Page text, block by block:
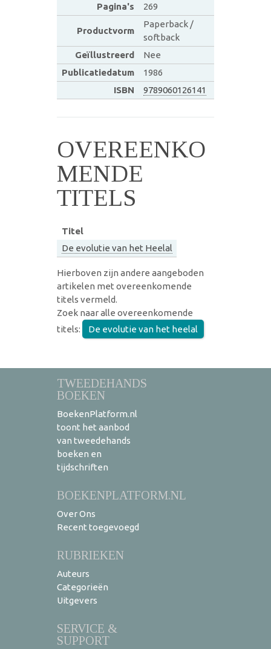
Pagina's
269
Productvorm
Paperback /
softback
Geïllustreerd
Nee
Publicatiedatum
1986
ISBN
9789060126141
OVEREENKO
MENDE
TITELS
Titel
De evolutie van het Heelal
Hierboven zijn andere aangeboden
artikelen met overeenkomende
titels vermeld.
Zoek naar alle overeenkomende
titels:
De evolutie van het heelal
TWEEDEHANDS
BOEKEN
BoekenPlatform.nl
toont het aanbod
van tweedehands
boeken en
tijdschriften
BOEKENPLATFORM.NL
Over Ons
Recent toegevoegd
RUBRIEKEN
Auteurs
Categorieën
Uitgevers
SERVICE &
SUPPORT